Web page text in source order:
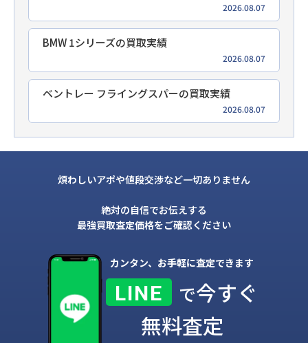
2026.08.07
BMW 1シリーズの買取実績
2026.08.07
ベントレー フライングスパーの買取実績
2026.08.07
煩わしいアポや値段交渉など一切ありません
絶対の自信でお伝えする
最強買取査定価格をご確認ください
カンタン、お手軽に査定できます
LINE で今すぐ
無料査定